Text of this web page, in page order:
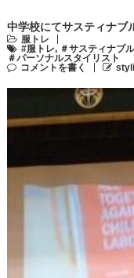
中学校にてサスティナブ
服トレ
#服トレ, ＃サスティナブ
＃パーソナルスタイリスト
コメントを書く